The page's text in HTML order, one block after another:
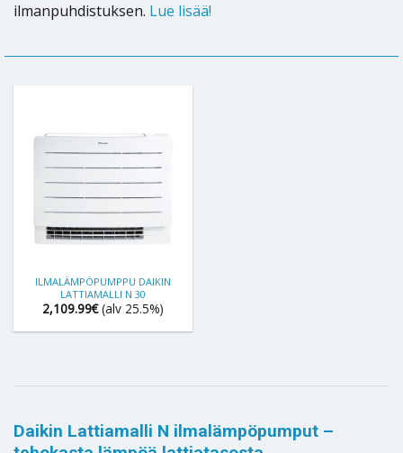
ilmanpuhdistuksen. Lue lisää!
ILMALÄMPÖPUMPPU DAIKIN
LATTIAMALLI N 30
2,109.99€ (alv 25.5%)
Daikin Lattiamalli N ilmalämpöpumput –